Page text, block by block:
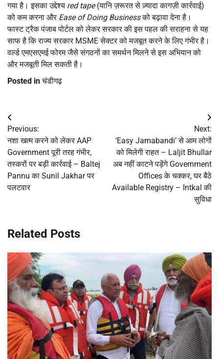
गया है। इसका उद्देश्य red tape(यानि ज़रूरत से ज़्यादा कागज़ी कार्रवाई)
को कम करना और Ease of Doing Businessको बढ़ावा देना है।
फास्ट ट्रैक पंजाब पोर्टल को लेकर सरकार की इस पहल की सराहना से यह
साफ है कि राज्य सरकार MSME सेक्टर को मजबूत करने के लिए गंभीर है।
वर्ल्ड एमएसएमई फोरम जैसे संगठनों का समर्थन मिलने से इस अभियान को
और मजबूती मिल सकती है।
Posted inचंडीगढ़
Post
navigation
Previous:
नशा खत्म करने को लेकर AAP
Government पूरी तरह गंभीर,
तस्करों पर बड़ी कार्रवाई – Baltej
Pannu का Sunil Jakhar पर
पलटवार
Next:
‘Easy Jamabandi’ से आम लोगों
को मिलेगी राहत – Laljit Bhullar
अब नहीं काटने पड़ेंगे Government
Offices के चक्कर, घर बैठे
Available Registry – Intkal की
सुविधा
Related Posts